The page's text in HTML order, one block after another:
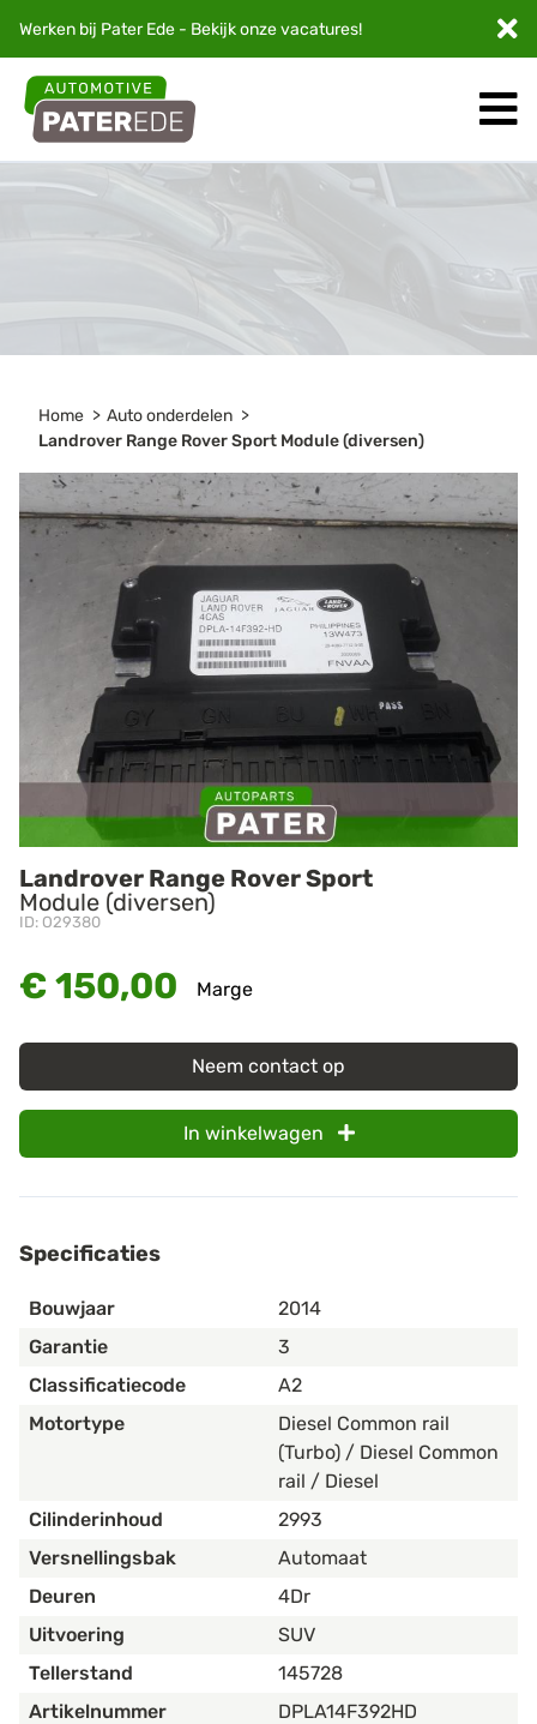
Werken bij Pater Ede - Bekijk onzevacatures!
Home
Auto onderdelen
Landrover Range Rover Sport Module (diversen)
Landrover Range Rover Sport
Module (diversen)
ID: O29380
€ 150,00 Marge
Neem contact op
In winkelwagen
Specificaties
Bouwjaar
2014
Garantie
3
Classificatiecode
A2
Motortype
Diesel Common rail
(Turbo) / Diesel Common
rail / Diesel
Cilinderinhoud
2993
Versnellingsbak
Automaat
Deuren
4Dr
Uitvoering
SUV
Tellerstand
145728
Artikelnummer
DPLA14F392HD